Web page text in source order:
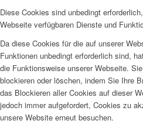
Diese Cookies sind unbedingt
Webseite verfügbaren Dienste und
Da diese Cookies für die auf unserer
Funktionen unbedingt erforderlich sind,
die Funktionsweise unserer Webseite.
blockieren oder löschen, indem Sie Ihre
das Blockieren aller Cookies auf dieser
jedoch immer aufgefordert, Cookies zu
unsere Website erneut besuchen.